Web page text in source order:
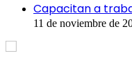
Capacitan a
11 de noviembre de